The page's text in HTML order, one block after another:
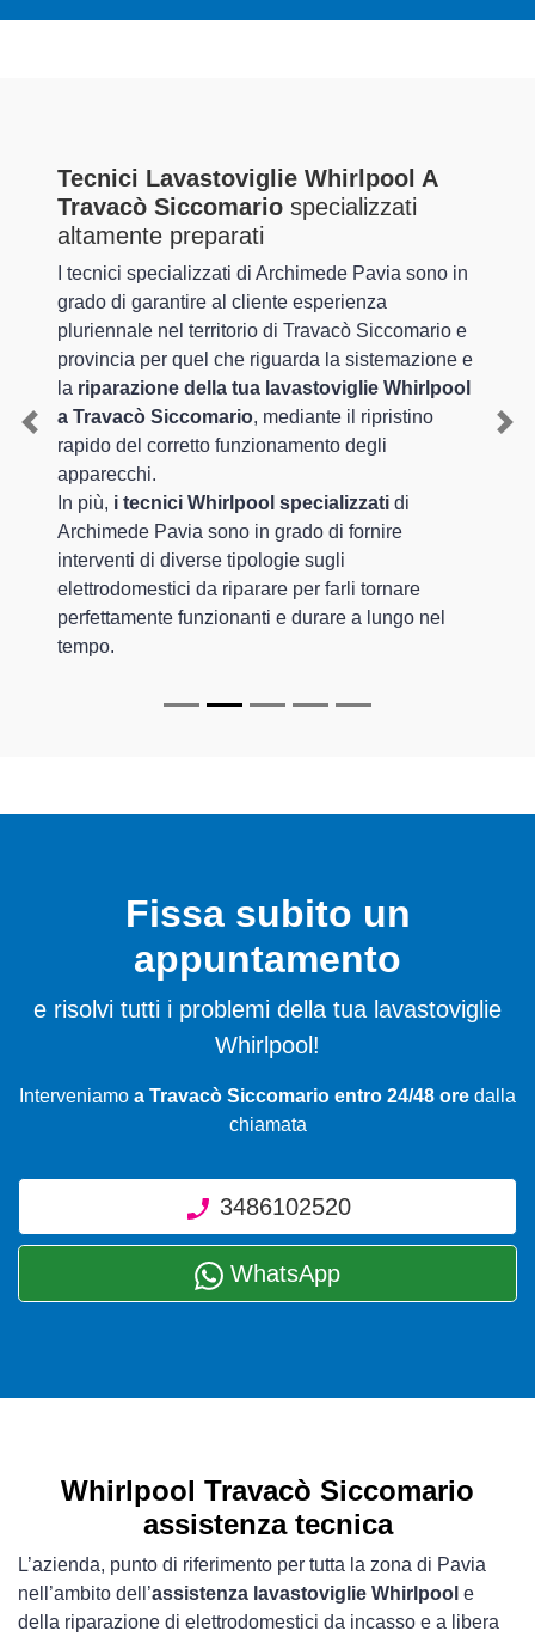
Tecnici Lavastoviglie Whirlpool A
Travacò Siccomario specializzati
altamente preparati
I tecnici specializzati di Archimede Pavia sono in
grado di garantire al cliente esperienza
pluriennale nel territorio di Travacò Siccomario e
provincia per quel che riguarda la sistemazione e
la riparazione della tua lavastoviglie Whirlpool
a Travacò Siccomario, mediante il ripristino
rapido del corretto funzionamento degli
apparecchi.
In più, i tecnici Whirlpool specializzati di
Archimede Pavia sono in grado di fornire
interventi di diverse tipologie sugli
elettrodomestici da riparare per farli tornare
perfettamente funzionanti e durare a lungo nel
tempo.
Previous
Fissa subito un
appuntamento
e risolvi tutti i problemi della tua lavastoviglie
Whirlpool!
Interveniamo a Travacò Siccomario entro 24/48 ore dalla
chiamata
3486102520
WhatsApp
Whirlpool Travacò Siccomario
assistenza tecnica
L’azienda, punto di riferimento per tutta la zona di Pavia
nell’ambito dell’assistenza lavastoviglie Whirlpool e
della riparazione di elettrodomestici da incasso e a libera